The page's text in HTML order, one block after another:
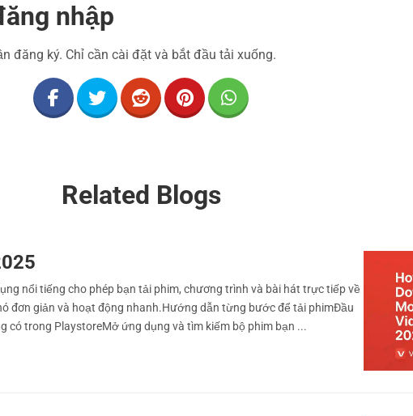
nhập
đăng ký. Chỉ cần cài đặt và bắt đầu tải xuống.
Related Blogs
nổi tiếng cho phép bạn tải phim, chương trình và bài hát trực tiếp về
đơn giản và hoạt động nhanh.Hướng dẫn từng bước để tải phimĐầu
có trong PlaystoreMở ứng dụng và tìm kiếm bộ phim bạn ...